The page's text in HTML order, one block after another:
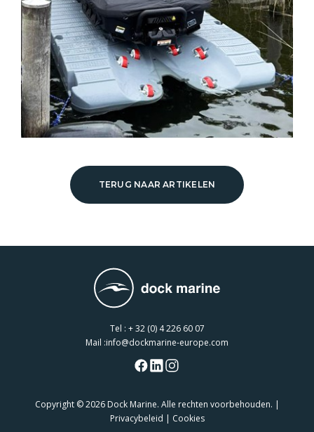
TERUG NAAR ARTIKELEN
Tel : + 32 (0) 4 226 60 07
Mail :info@dockmarine-europe.com
Copyright© 2026 Dock Marine. Alle rechten voorbehouden. |
Privacybeleid | Cookies